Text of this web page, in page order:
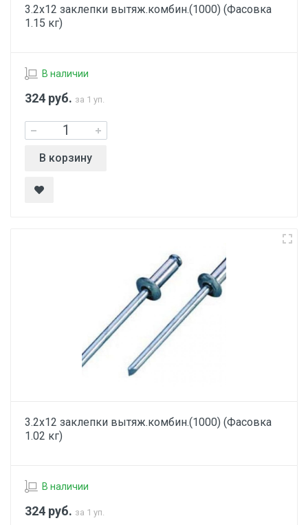
3.2х12 заклепки вытяж.комбин.(1000) (Фасовка
1.15 кг)
В наличии
324 руб. за 1 уп.
В корзину
3.2х12 заклепки вытяж.комбин.(1000) (Фасовка
1.02 кг)
В наличии
324 руб. за 1 уп.